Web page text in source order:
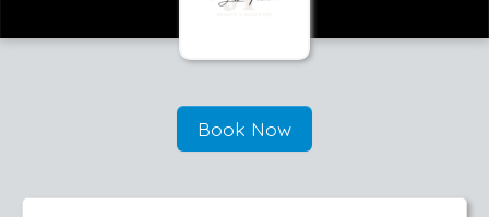
Book Now